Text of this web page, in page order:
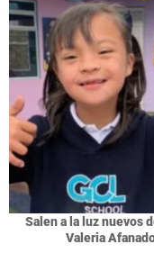
Salen a la luz nuevos
Valeria